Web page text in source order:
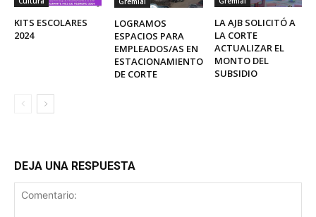
KITS ESCOLARES
2024
LOGRAMOS
ESPACIOS PARA
EMPLEADOS/AS EN
ESTACIONAMIENTO
DE CORTE
LA AJB SOLICITÓ A
LA CORTE
ACTUALIZAR EL
MONTO DEL
SUBSIDIO
DEJA UNA RESPUESTA